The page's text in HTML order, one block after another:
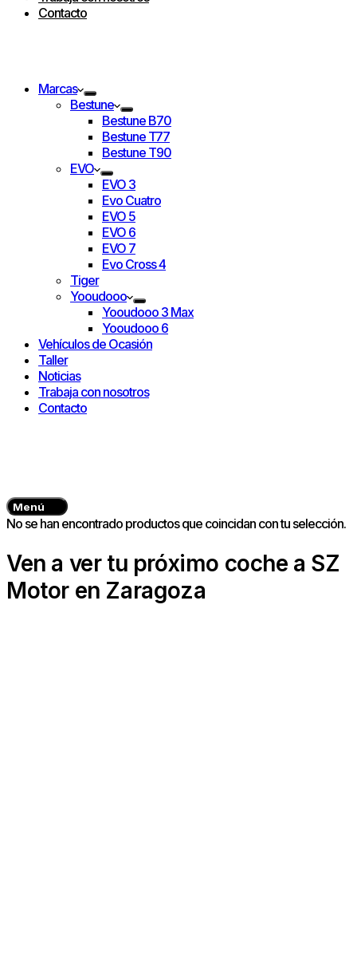
Contacto
Marcas
Bestune
Bestune B70
Bestune T77
Bestune T90
EVO
EVO 3
Evo Cuatro
EVO 5
EVO 6
EVO 7
Evo Cross 4
Tiger
Yooudooo
Yooudooo 3 Max
Yooudooo 6
Vehículos de Ocasión
Taller
Noticias
Trabaja con nosotros
Contacto
Menú
No se han encontrado productos que coincidan con tu selección.
Ven a ver tu próximo coche a SZ
Motor en Zaragoza